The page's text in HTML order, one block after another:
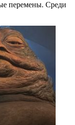
перемены. Среди